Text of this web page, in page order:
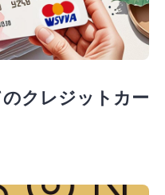
クレジットカー